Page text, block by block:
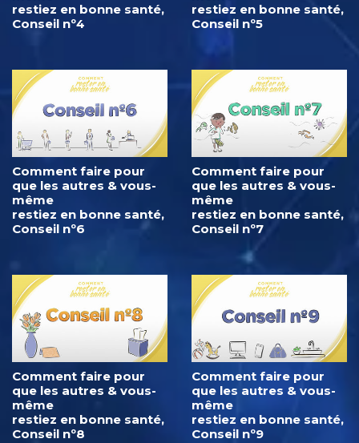
restiez en bonne santé,
Conseil nº4
restiez en bonne santé,
Conseil nº5
Comment faire pour
que les autres & vous-
même
restiez en bonne santé,
Conseil nº6
Comment faire pour
que les autres & vous-
même
restiez en bonne santé,
Conseil nº7
Comment faire pour
que les autres & vous-
même
restiez en bonne santé,
Conseil nº8
Comment faire pour
que les autres & vous-
même
restiez en bonne santé,
Conseil nº9